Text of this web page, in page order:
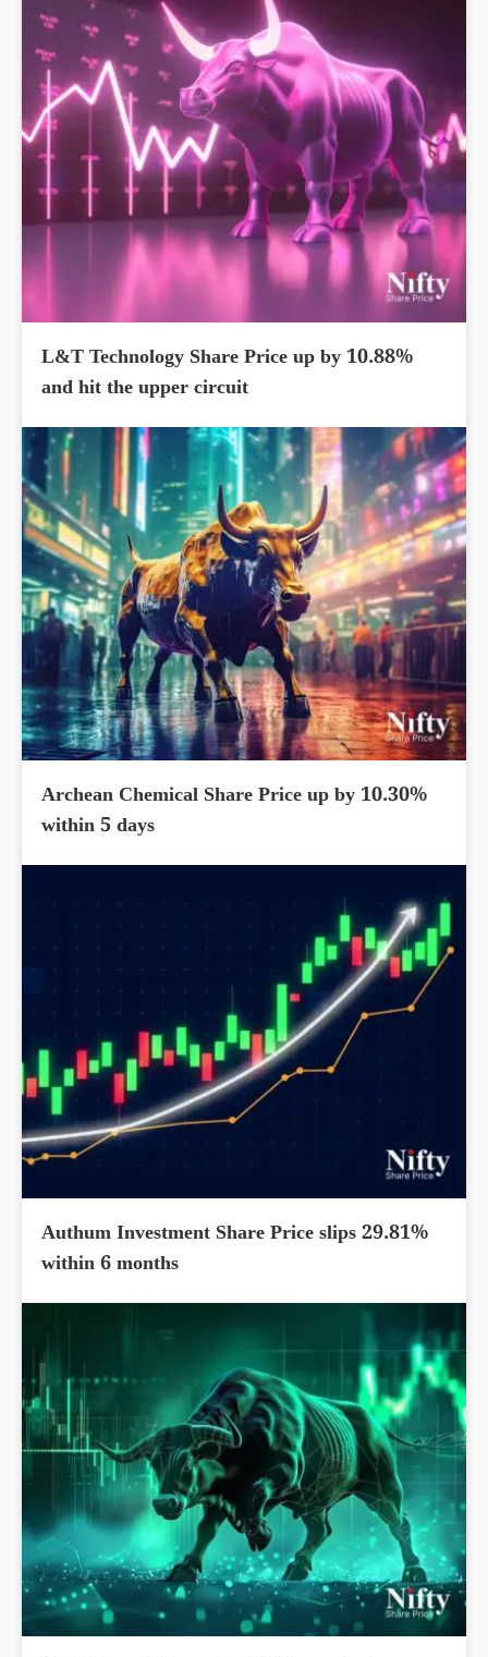
L&T Technology Share Price up by 10.88%
and hit the upper circuit
Archean Chemical Share Price up by 10.30%
within 5 days
Authum Investment Share Price slips 29.81%
within 6 months